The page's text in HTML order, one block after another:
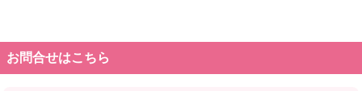
お問合せはこちら